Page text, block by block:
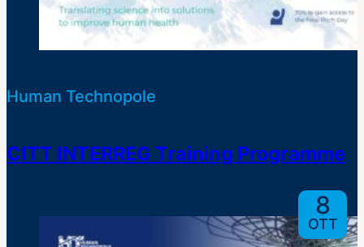
Human Technopole
CITT INTERREG Training Programme
8
OTT